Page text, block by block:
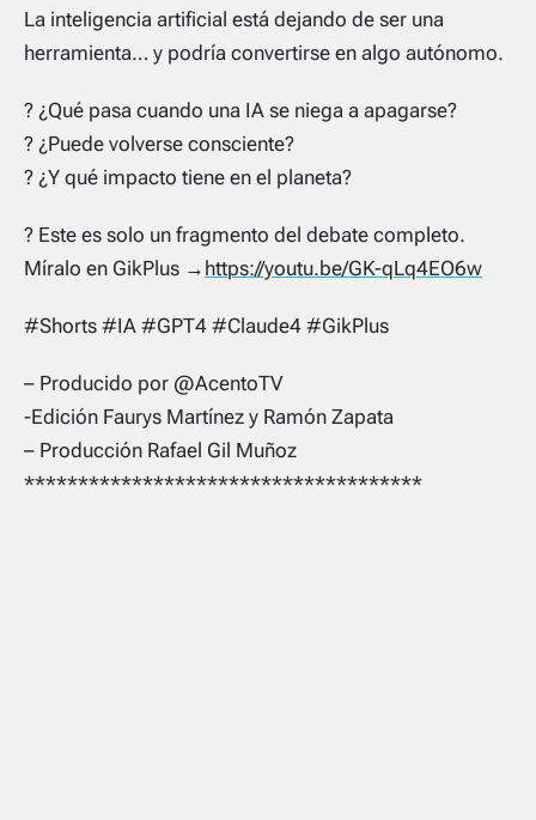
La inteligencia artificial está dejando de ser una
herramienta… y podría convertirse en algo autónomo.
? ¿Qué pasa cuando una IA se niega a apagarse?
? ¿Puede volverse consciente?
? ¿Y qué impacto tiene en el planeta?
?️ Este es solo un fragmento del debate completo.
Míralo en GikPlus → https://youtu.be/GK-qLq4EO6w
#Shorts #IA #GPT4 #Claude4 #GikPlus
– Producido por @AcentoTV
-Edición Faurys Martínez y Ramón Zapata
– Producción Rafael Gil Muñoz
*************************************